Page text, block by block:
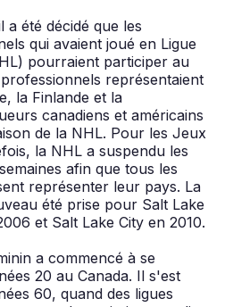
a été décidé que les
qui avaient joué en Ligue
pourraient participer au
représentaient
la Finlande et la
canadiens et américains
de la NHL. Pour les Jeux
la NHL a suspendu les
afin que tous les
représenter leur pays. La
été prise pour Salt Lake
et Salt Lake City en 2010.
a commencé à se
20 au Canada. Il s'est
60, quand des ligues